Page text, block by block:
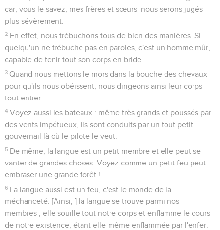
car, vous le savez, mes frères et sœurs, nous serons jugés
plus sévèrement.
2 En effet, nous trébuchons tous de bien des manières. Si
quelqu'un ne trébuche pas en paroles, c'est un homme mûr,
capable de tenir tout son corps en bride.
3 Quand nous mettons le mors dans la bouche des chevaux
pour qu'ils nous obéissent, nous dirigeons ainsi leur corps
tout entier.
4 Voyez aussi les bateaux : même très grands et poussés par
des vents impétueux, ils sont conduits par un tout petit
gouvernail là où le pilote le veut.
5 De même, la langue est un petit membre et elle peut se
vanter de grandes choses. Voyez comme un petit feu peut
embraser une grande forêt !
6 La langue aussi est un feu, c'est le monde de la
méchanceté. [Ainsi, ] la langue se trouve parmi nos
membres ; elle souille tout notre corps et enflamme le cours
de notre existence, étant elle-même enflammée par l'enfer.